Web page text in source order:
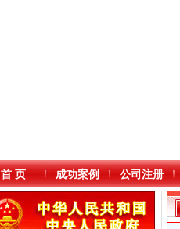
首 页 成功案例 公司注册